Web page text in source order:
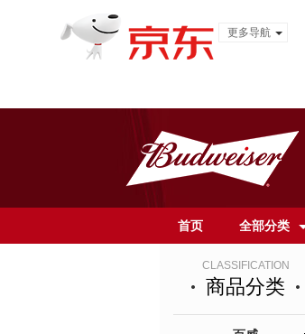
更多导航
首页 全部分类
CLASSIFICATION
商品分类